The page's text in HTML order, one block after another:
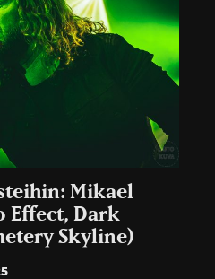
Mikael
Effect, Dark
Skyline)